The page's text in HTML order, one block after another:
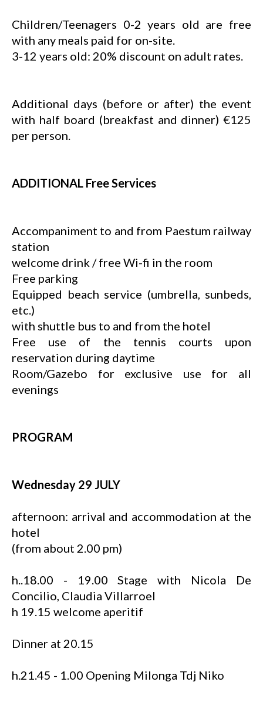
Children/Teenagers 0-2 years old are free
with any meals paid for on-site.
3-12 years old: 20% discount on adult rates.
Additional days (before or after) the event
with half board (breakfast and dinner) €125
per person.
ADDITIONAL Free Services
Accompaniment to and from Paestum railway
station
welcome drink / free Wi-fi in the room
Free parking
Equipped beach service (umbrella, sunbeds,
etc.)
with shuttle bus to and from the hotel
Free use of the tennis courts upon
reservation during daytime
Room/Gazebo for exclusive use for all
evenings
PROGRAM
Wednesday 29 JULY
afternoon: arrival and accommodation at the
hotel
(from about 2.00 pm)
h..18.00 - 19.00 Stage with Nicola De
Concilio, Claudia Villarroel
h 19.15 welcome aperitif
Dinner at 20.15
h.21.45 - 1.00 Opening Milonga Tdj Niko